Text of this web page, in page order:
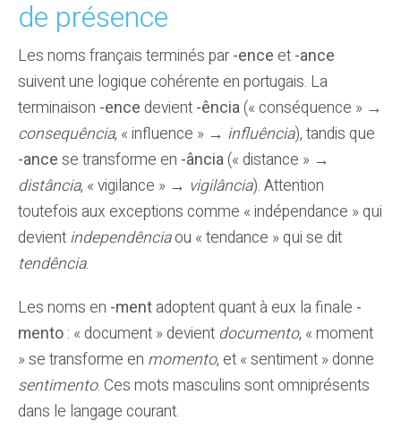
de présence
Les noms français terminés par-ence et -ance
suivent une logique cohérente en portugais. La
terminaison -ence devient -ência(« conséquence » →
consequência, « influence » → influência), tandis que
-ance se transforme en -ância(« distance » →
distância, « vigilance » → vigilância). Attention
toutefois aux exceptions comme « indépendance » qui
devient independênciaou « tendance » qui se dit
tendência.
Les noms en -mentadoptent quant à eux la finale -
mento : « document » devient documento, « moment
» se transforme en momento, et « sentiment » donne
sentimento. Ces mots masculins sont omniprésents
dans le langage courant.